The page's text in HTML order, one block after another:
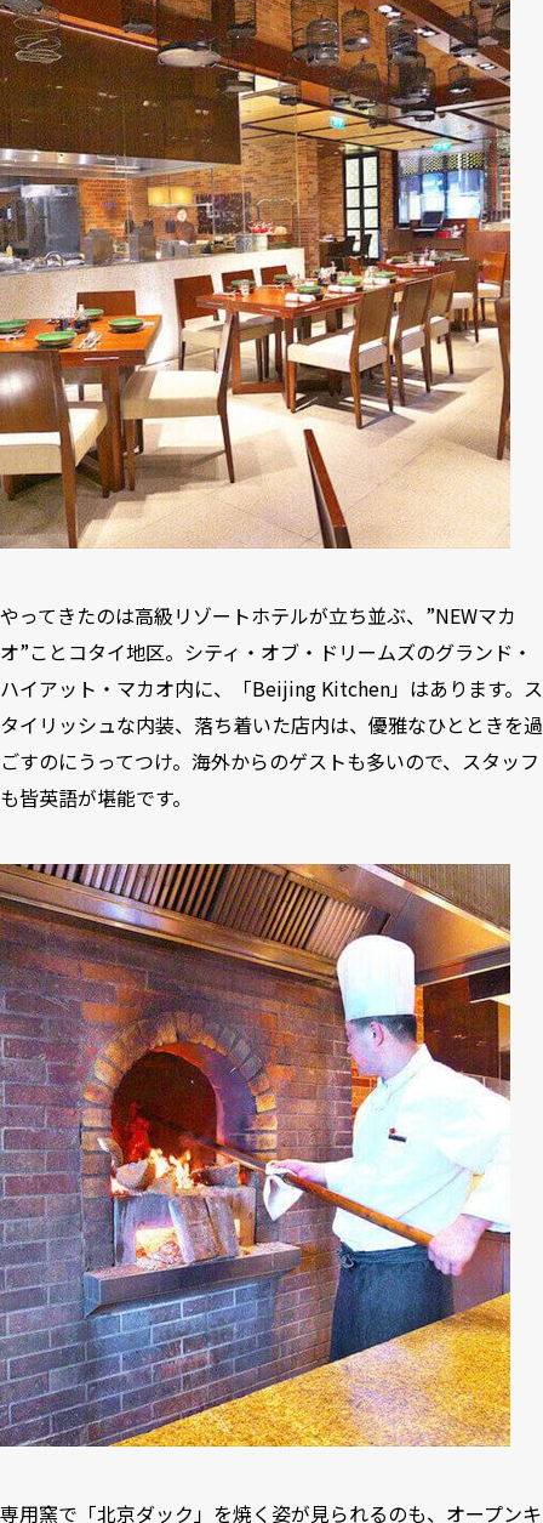
やってきたのは高級リゾートホテルが立ち並ぶ、”NEWマカ
オ”ことコタイ地区。シティ・オブ・ドリームズのグランド・
ハイアット・マカオ内に、「Beijing Kitchen」はあります。ス
タイリッシュな内装、落ち着いた店内は、優雅なひとときを過
ごすのにうってつけ。海外からのゲストも多いので、スタッフ
も皆英語が堪能です。
専用窯で「北京ダック」を焼く姿が見られるのも、オープンキ